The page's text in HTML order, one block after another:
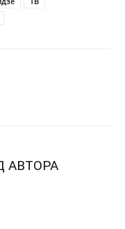
АВТОРА